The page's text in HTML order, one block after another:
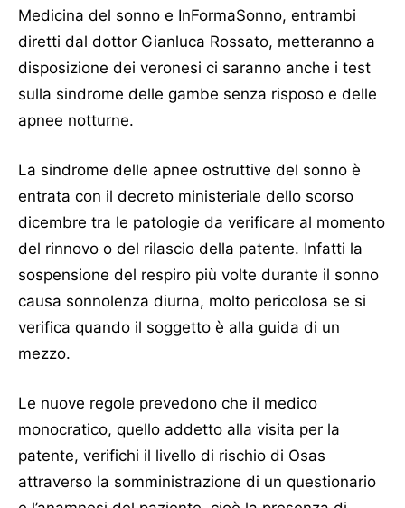
Medicina del sonno e InFormaSonno, entrambi
diretti dal dottor Gianluca Rossato, metteranno a
disposizione dei veronesi ci saranno anche i test
sulla sindrome delle gambe senza risposo e delle
apnee notturne.
La sindrome delle apnee ostruttive del sonno è
entrata con il decreto ministeriale dello scorso
dicembre tra le patologie da verificare al momento
del rinnovo o del rilascio della patente. Infatti la
sospensione del respiro più volte durante il sonno
causa sonnolenza diurna, molto pericolosa se si
verifica quando il soggetto è alla guida di un
mezzo.
Le nuove regole prevedono che il medico
monocratico, quello addetto alla visita per la
patente, verifichi il livello di rischio di Osas
attraverso la somministrazione di un questionario